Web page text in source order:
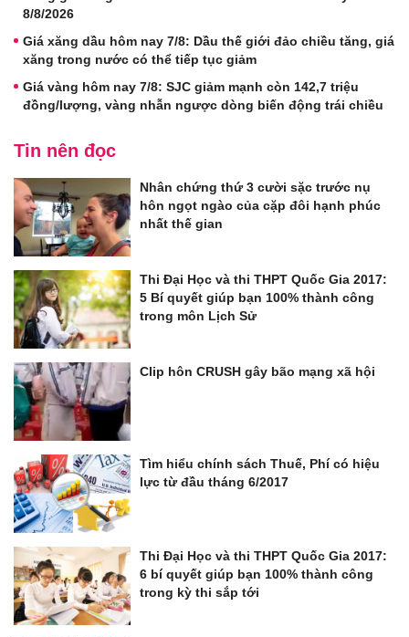
8/8/2026
Giá xăng dầu hôm nay 7/8: Dầu thế giới đảo chiều tăng, giá
xăng trong nước có thể tiếp tục giảm
Giá vàng hôm nay 7/8: SJC giảm mạnh còn 142,7 triệu
đồng/lượng, vàng nhẫn ngược dòng biến động trái chiều
Tin nên đọc
Nhân chứng thứ 3 cười sặc trước nụ
hôn ngọt ngào của cặp đôi hạnh phúc
nhất thế gian
Thi Đại Học và thi THPT Quốc Gia 2017:
5 Bí quyết giúp bạn 100% thành công
trong môn Lịch Sử
Clip hôn CRUSH gây bão mạng xã hội
Tìm hiểu chính sách Thuế, Phí có hiệu
lực từ đầu tháng 6/2017
Thi Đại Học và thi THPT Quốc Gia 2017:
6 bí quyết giúp bạn 100% thành công
trong kỳ thi sắp tới